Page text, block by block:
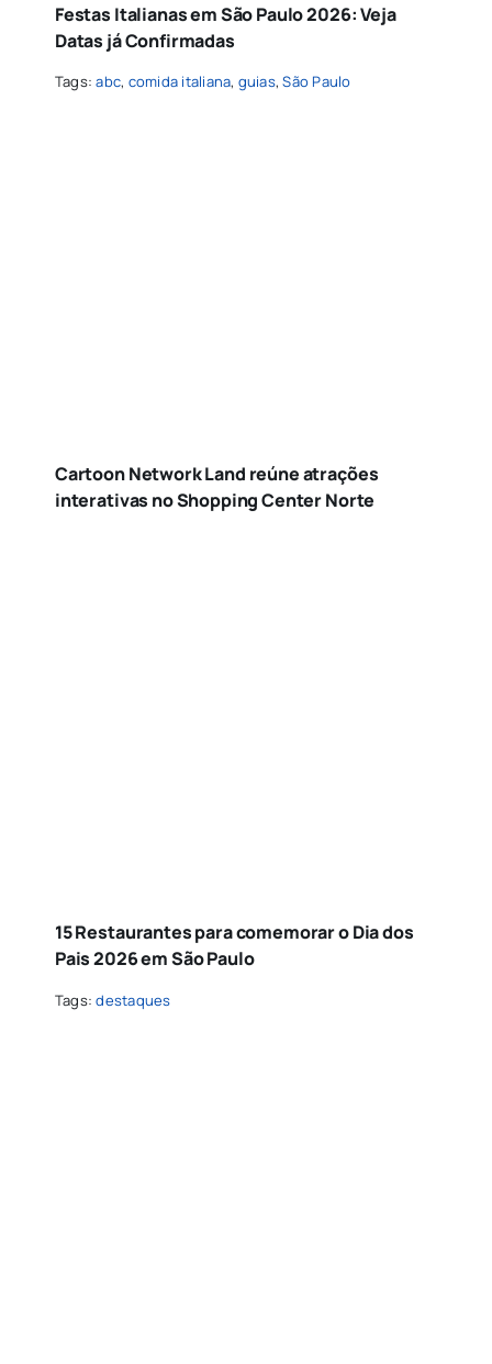
Festas Italianas em São Paulo 2026: Veja
Datas já Confirmadas
Tags:abc, comida italiana, guias,São Paulo
Cartoon Network Land reúne atrações
interativas no Shopping Center Norte
15 Restaurantes para comemorar o Dia dos
Pais 2026 em São Paulo
Tags:destaques